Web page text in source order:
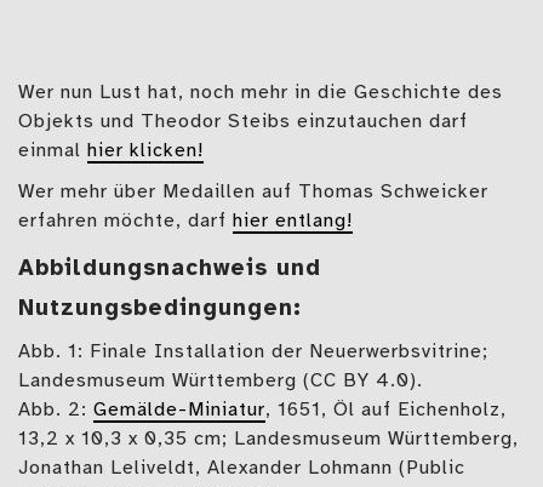
Wer nun Lust hat, noch mehr in die Geschichte des
Objekts und Theodor Steibs einzutauchen darf
einmal hier klicken!
Wer mehr über Medaillen auf Thomas Schweicker
erfahren möchte, darf hier entlang!
Abbildungsnachweis und
Nutzungsbedingungen:
Abb. 1: Finale Installation der Neuerwerbsvitrine;
Landesmuseum Württemberg (CC BY 4.0).
Abb. 2: Gemälde-Miniatur, 1651, Öl auf Eichenholz,
13,2 x 10,3 x 0,35 cm; Landesmuseum Württemberg,
Jonathan Leliveldt, Alexander Lohmann (Public